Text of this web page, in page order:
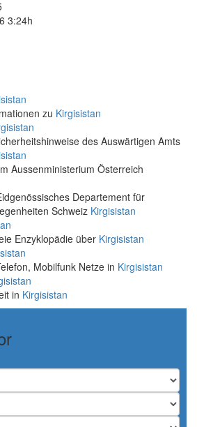
3:24h
zu Kirgisistan
des Auswärtigen Amts
Aussenministerium Österreich
Departement für
Schweiz Kirgisistan
Enzyklopädie über Kirgisistan
Mobilfunk Netze in Kirgisistan
in Kirgisistan